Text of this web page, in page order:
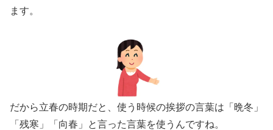
ます。
だから立春の時期だと、使う時候の挨拶の言葉は「晩冬」
「残寒」「向春」と言った言葉を使うんですね。